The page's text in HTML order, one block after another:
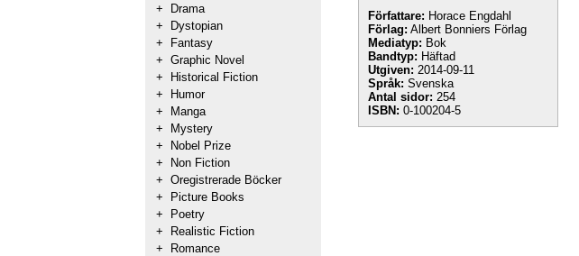
+
Drama
+
Dystopian
+
Fantasy
+ Graphic Novel
+
Historical Fiction
+
Humor
+
Manga
+
Mystery
+
Nobel Prize
+
Non Fiction
+ Oregistrerade Böcker
+
Picture Books
+
Poetry
+
Realistic Fiction
+
Romance
Författare: Horace Engdahl
Förlag: Albert Bonniers Förlag
Mediatyp: Bok
Bandtyp: Häftad
Utgiven: 2014-09-11
Språk: Svenska
Antal sidor: 254
ISBN: 0-100204-5